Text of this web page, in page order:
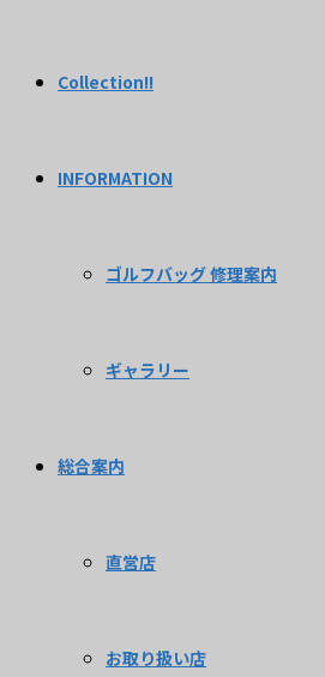
Collection!!
INFORMATION
ゴルフバッグ 修理案内
ギャラリー
総合案内
直営店
お取り扱い店